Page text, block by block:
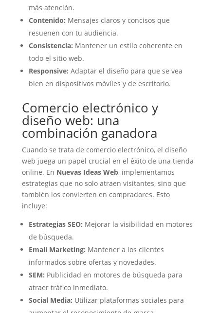
más atención.
Contenido: Mensajes claros y concisos que
resuenen con tu audiencia.
Consistencia: Mantener un estilo coherente en
todo el sitio web.
Responsive: Adaptar el diseño para que se vea
bien en dispositivos móviles y de escritorio.
Comercio electrónico y
diseño web: una
combinación ganadora
Cuando se trata de comercio electrónico, el diseño
web juega un papel crucial en el éxito de una tienda
online. En Nuevas Ideas Web, implementamos
estrategias que no solo atraen visitantes, sino que
también los convierten en compradores. Esto
incluye:
Estrategias SEO: Mejorar la visibilidad en motores
de búsqueda.
Email Marketing: Mantener a los clientes
informados sobre ofertas y novedades.
SEM: Publicidad en motores de búsqueda para
atraer tráfico inmediato.
Social Media: Utilizar plataformas sociales para